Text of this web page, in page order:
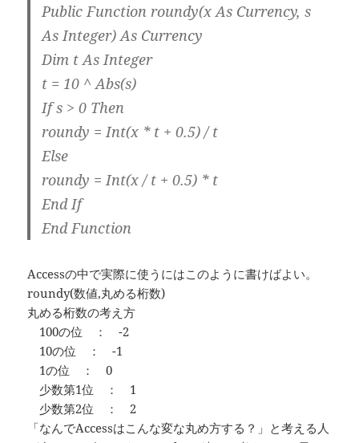
Public Function roundy(x As Currency, s
As Integer) As Currency
Dim t As Integer
t = 10 ^ Abs(s)
If s > 0 Then
roundy = Int(x * t + 0.5) / t
Else
roundy = Int(x / t + 0.5) * t
End If
End Function
Accessの中で実際に使うにはこのように書けばよい。
roundy(数値,丸める桁数)
丸める桁数の考え方
100の位 ： -2
10の位 ： -1
1の位 ： 0
少数第1位 ： 1
少数第2位 ： 2
「なんでAccessはこんな変な丸め方する？」と考える人